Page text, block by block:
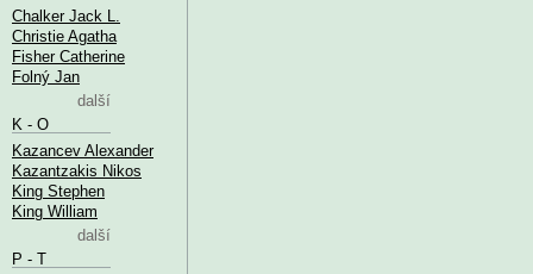
Chalker Jack L.
Christie Agatha
Fisher Catherine
Folný Jan
další
K - O
Kazancev Alexander
Kazantzakis Nikos
King Stephen
King William
další
P - T